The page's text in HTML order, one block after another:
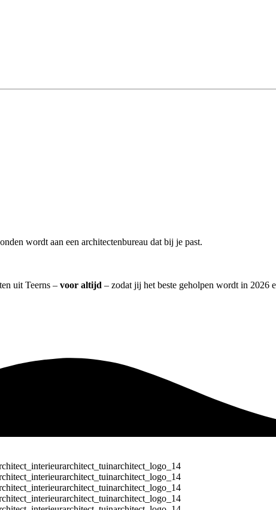
wordt aan een architectenbureau dat bij je past.
uit Teerns – voor altijd – zodat jij het beste geholpen wordt in 2026